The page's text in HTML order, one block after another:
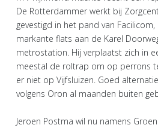
De Rotterdammer werkt bij
gevestigd in het pand van
markante flats aan de Karel
metrostation. Hij verplaatst zich in
meestal de roltrap om op perrons
er niet op Vijfsluizen. Goed
volgens Oron al maanden buiten
Jeroen Postma wil nu namens